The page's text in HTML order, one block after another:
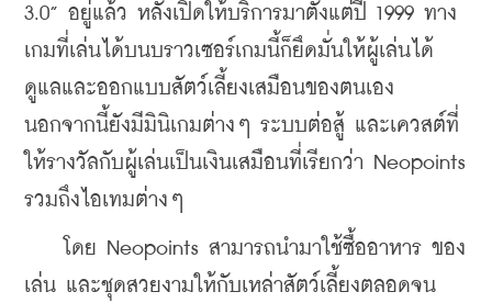
3.0” อยู่แล้ว หลังเปิดให้บริการมาตั้งแต่ปี 1999 ทาง
เกมที่เล่นได้บนบราวเซอร์เกมนี้ก็ยึดมั่นให้ผู้เล่นได้
ดูแลและออกแบบสัตว์เลี้ยงเสมือนของตนเอง
นอกจากนี้ยังมีมินิเกมต่างๆ ระบบต่อสู้ และเควสต์ที่
ให้รางวัลกับผู้เล่นเป็นเงินเสมือนที่เรียกว่า Neopoints
รวมถึงไอเทมต่างๆ
โดย Neopoints สามารถนำมาใช้ซื้ออาหาร ของ
เล่น และชุดสวยงามให้กับเหล่าสัตว์เลี้ยงตลอดจน